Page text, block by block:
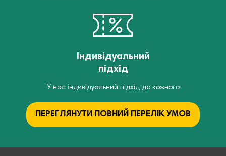
Індивідуальний
підхід
У нас індивідуальний підхід до кожного
ПЕРЕГЛЯНУТИ ПОВНИЙ ПЕРЕЛІК УМОВ